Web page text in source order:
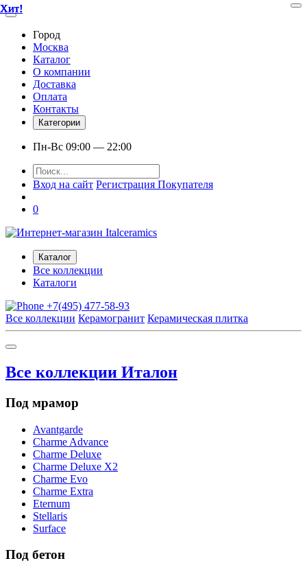
Город
Москва
Каталог
О компании
Доставка
Оплата
Контакты
Категории
Пн-Вс 09:00 — 22:00
Вход на сайт Регистрация Покупателя
0
Каталог
Все коллекции
Каталоги
+7(495) 477-58-93
Все коллекции Керамогранит Керамическая плитка
Все коллекции Италон
Под мрамор
Avantgarde
Charme Advance
Charme Deluxe
Charme Deluxe X2
Charme Evo
Charme Extra
Eternum
Stellaris
Surface
Под бетон
Хит!
Хит!
Хит!
Хит!
Хит!
Хит!